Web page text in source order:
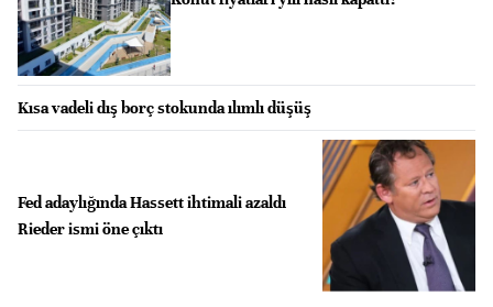
Kısa vadeli dış borç stokunda ılımlı düşüş
Fed adaylığında Hassett ihtimali azaldı
Rieder ismi öne çıktı